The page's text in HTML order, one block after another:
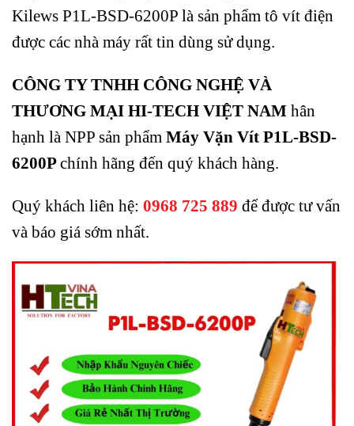
Kilews P1L-BSD-6200P là sản phẩm tô vít điện
được các nhà máy rất tin dùng sử dụng.
CÔNG TY TNHH CÔNG NGHỆ VÀ
THƯƠNG MẠI HI-TECH VIỆT NAM hân
hạnh là NPP sản phẩm Máy Vặn Vít P1L-BSD-
6200Pchính hãng đến quý khách hàng.
Quý khách liên hệ: 0968 725 889 để được tư vấn
và báo giá sớm nhất.